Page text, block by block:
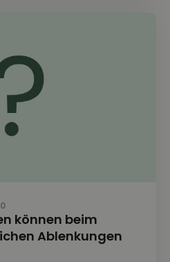
können beim
Ablenkungen